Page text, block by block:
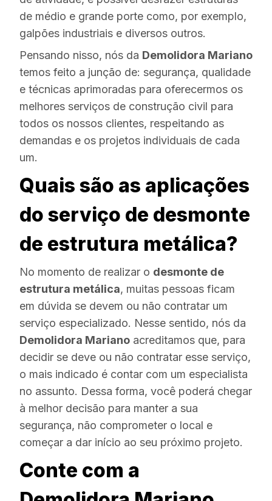
de médio e grande porte como, por exemplo,
galpões industriais e diversos outros.
Pensando nisso, nós da Demolidora Mariano
temos feito a junção de: segurança, qualidade
e técnicas aprimoradas para oferecermos os
melhores serviços de construção civil para
todos os nossos clientes, respeitando as
demandas e os projetos individuais de cada
um.
Quais são as aplicações
do serviço de desmonte
de estrutura metálica?
No momento de realizar o desmonte de
estrutura metálica, muitas pessoas ficam
em dúvida se devem ou não contratar um
serviço especializado. Nesse sentido, nós da
Demolidora Mariano acreditamos que, para
decidir se deve ou não contratar esse serviço,
o mais indicado é contar com um especialista
no assunto. Dessa forma, você poderá chegar
à melhor decisão para manter a sua
segurança, não comprometer o local e
começar a dar início ao seu próximo projeto.
Conte com a